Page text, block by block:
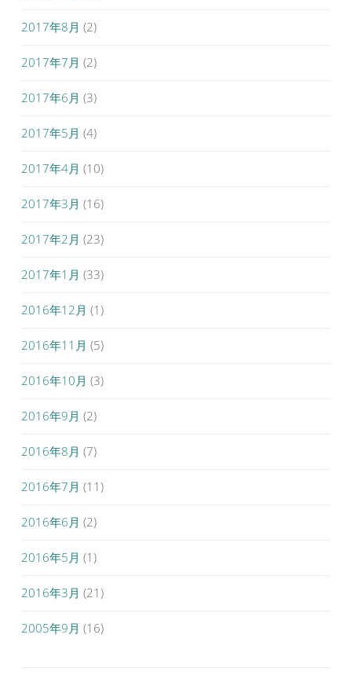
2017年8月 (2)
2017年7月 (2)
2017年6月 (3)
2017年5月 (4)
2017年4月 (10)
2017年3月 (16)
2017年2月 (23)
2017年1月 (33)
2016年12月 (1)
2016年11月 (5)
2016年10月 (3)
2016年9月 (2)
2016年8月 (7)
2016年7月 (11)
2016年6月 (2)
2016年5月 (1)
2016年3月 (21)
2005年9月 (16)